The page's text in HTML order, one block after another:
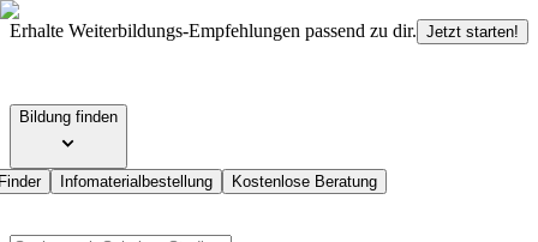
Erhalte Weiterbildungs-Empfehlungen passend zu dir. Jetzt starten!
Bildung finden
Infomaterialbestellung Kostenlose Beratung